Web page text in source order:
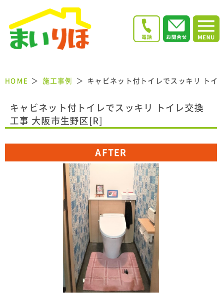
HOME 施工事例 キャビネット付トイレでスッキリ ト
キャビネット付トイレでスッキリ トイレ交換
工事 大阪市生野区[R]
AFTER